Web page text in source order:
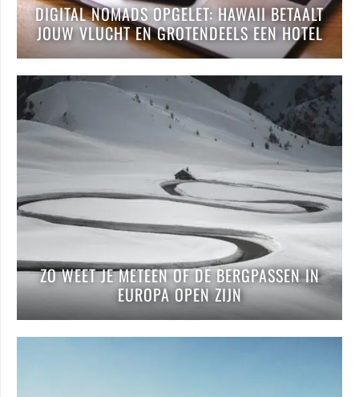
DIGITAL NOMADS OPGELET: HAWAII BETAALT
JOUW VLUCHT EN GROTENDEELS EEN HOTEL
ZO WEET JE METEEN OF DE BERGPASSEN IN
EUROPA OPEN ZIJN